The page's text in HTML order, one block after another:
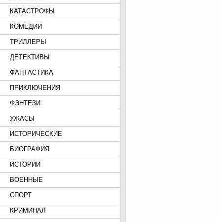
КАТАСТРОФЫ
КОМЕДИИ
ТРИЛЛЕРЫ
ДЕТЕКТИВЫ
ФАНТАСТИКА
ПРИКЛЮЧЕНИЯ
ФЭНТЕЗИ
УЖАСЫ
ИСТОРИЧЕСКИЕ
БИОГРАФИЯ
ИСТОРИИ
ВОЕННЫЕ
СПОРТ
КРИМИНАЛ